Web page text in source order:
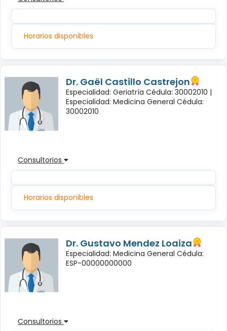
Horarios disponibles
Dr. Gaël Castillo Castrejon
Especialidad: Geriatría Cédula: 30002010 |
Especialidad: Medicina General Cédula:
30002010
Consultorios
Horarios disponibles
Dr. Gustavo Mendez Loaiza
Especialidad: Medicina General Cédula:
ESP-00000000000
Consultorios